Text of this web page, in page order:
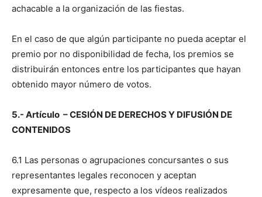
achacable a la organización de las fiestas.
En el caso de que algún participante no pueda aceptar el
premio por no disponibilidad de fecha, los premios se
distribuirán entonces entre los participantes que hayan
obtenido mayor número de votos.
5.- Artículo – CESIÓN DE DERECHOS Y DIFUSIÓN DE
CONTENIDOS
6.1 Las personas o agrupaciones concursantes o sus
representantes legales reconocen y aceptan
expresamente que, respecto a los vídeos realizados